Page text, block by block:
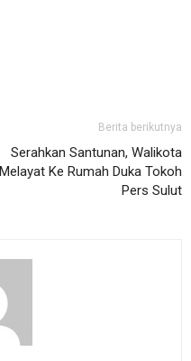
Berita berikutnya
Serahkan Santunan, Walikota
Melayat Ke Rumah Duka Tokoh
Pers Sulut